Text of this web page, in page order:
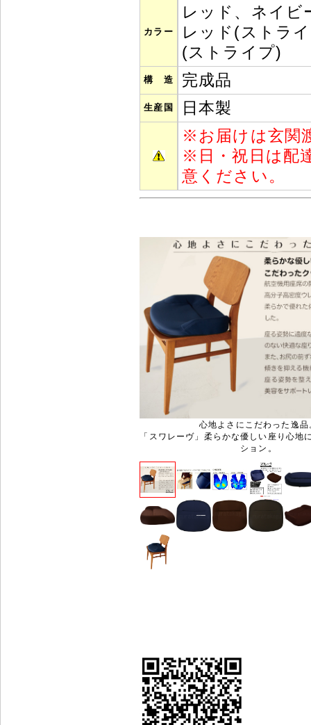
カラー
レッド、ネイビ
レッド(ストラ
(ストライプ)
構 造 完成品
生産国
日本製
※ お届けは玄関
※ 日・祝日は配
意ください。
心地よさにこだわった逸品
「スワレーヴ」柔らかな優しい座り心地
ション。